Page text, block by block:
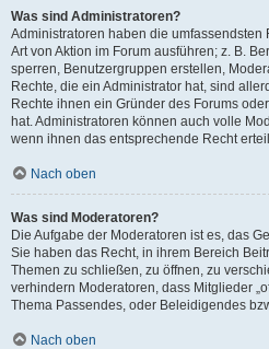
Was sind Administratoren?
Administratoren haben die umfassendsten
Art von Aktion im Forum ausführen; z. B.
sperren, Benutzergruppen erstellen,
Rechte, die ein Administrator hat, sind
Rechte ihnen ein Gründer des Forums
hat. Administratoren können auch volle
wenn ihnen das entsprechende Recht
Nach oben
Was sind Moderatoren?
Die Aufgabe der Moderatoren ist es, das
Sie haben das Recht, in ihrem Bereich
Themen zu schließen, zu öffnen, zu
verhindern Moderatoren, dass Mitglieder
Thema Passendes, oder Beleidigendes
Nach oben